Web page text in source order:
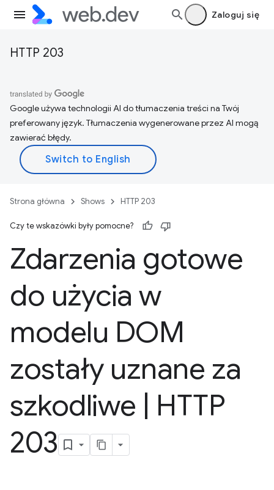
Zaloguj się
HTTP 203
Google używa technologii AI do tłumaczenia treści na Twój
preferowany język. Tłumaczenia wygenerowane przez AI mogą
zawierać błędy.
Strona główna Shows HTTP 203
Czy te wskazówki były pomocne?
Zdarzenia gotowe
do użycia w
modelu DOM
zostały uznane za
szkodliwe
HTTP
203